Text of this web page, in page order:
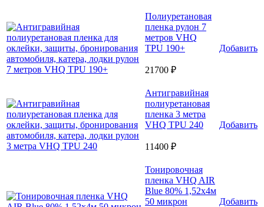
Полиуретановая
пленка рулон 7
метров VHQ
TPU 190+
21700 ₽
Добавить
Антигравийная
полиуретановая
пленка 3 метра
VHQ TPU 240
11400 ₽
Добавить
Тонировочная
пленка VHQ AIR
Blue 80% 1,52x4м
50 микрон
Добавить